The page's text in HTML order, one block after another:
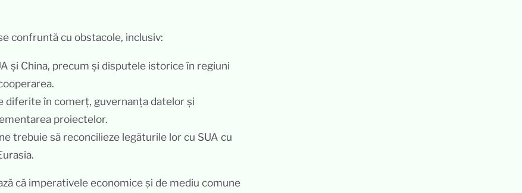
confruntă cu obstacole, inclusiv:
și China, precum și disputele istorice în regiuni
diferite în comerț, guvernanța datelor și
proiectelor.
trebuie să reconcilieze legăturile lor cu SUA cu
că imperativele economice și de mediu comune